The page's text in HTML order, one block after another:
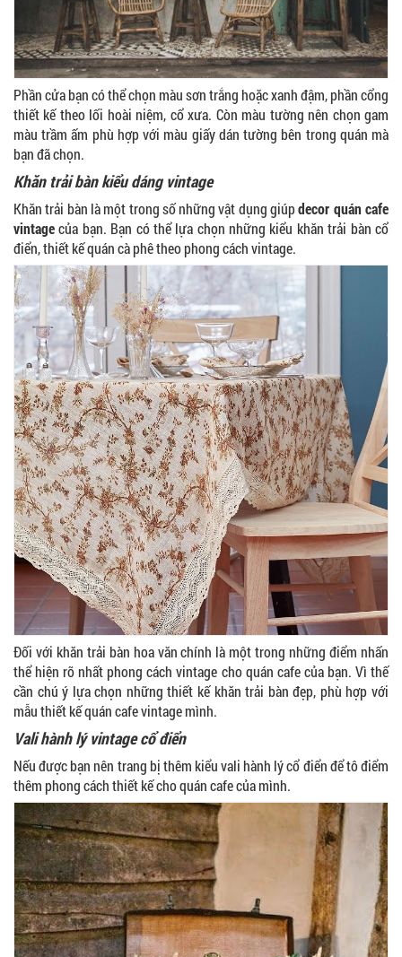
Phần cửa bạn có thể chọn màu sơn trắng hoặc xanh đậm, phần cổng
thiết kế theo lối hoài niệm, cổ xưa. Còn màu tường nên chọn gam
màu trầm ấm phù hợp với màu giấy dán tường bên trong quán mà
bạn đã chọn.
Khăn trải bàn kiểu dáng vintage
Khăn trải bàn là một trong số những vật dụng giúpdecor quán cafe
vintagecủa bạn. Bạn có thể lựa chọn những kiểu khăn trải bàn cổ
điển, thiết kế quán cà phê theo phong cách vintage.
Đối với khăn trải bàn hoa văn chính là một trong những điểm nhấn
thể hiện rõ nhất phong cách vintage cho quán cafe của bạn. Vì thế
cần chú ý lựa chọn những thiết kế khăn trải bàn đẹp, phù hợp với
mẫu thiết kế quán cafe vintage mình.
Vali hành lý vintage cổ điển
Nếu được bạn nên trang bị thêm kiểu vali hành lý cổ điển để tô điểm
thêm phong cách thiết kế cho quán cafe của mình.